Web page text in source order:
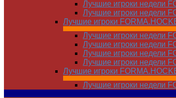
Лучшие игроки недели
Лучшие игроки недели
Лучшие игроки
Лучшие игроки недели
Лучшие игроки недели
Лучшие игроки недели
Лучшие игроки недели
Лучшие игроки
Лучшие игроки недели